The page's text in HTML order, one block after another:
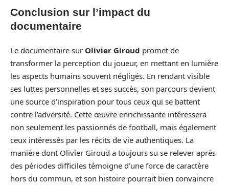
Conclusion sur l’impact du
documentaire
Le documentaire sur Olivier Giroud promet de
transformer la perception du joueur, en mettant en lumière
les aspects humains souvent négligés. En rendant visible
ses luttes personnelles et ses succès, son parcours devient
une source d’inspiration pour tous ceux qui se battent
contre l’adversité. Cette œuvre enrichissante intéressera
non seulement les passionnés de football, mais également
ceux intéressés par les récits de vie authentiques. La
manière dont Olivier Giroud a toujours su se relever après
des périodes difficiles témoigne d’une force de caractère
hors du commun, et son histoire pourrait bien convaincre